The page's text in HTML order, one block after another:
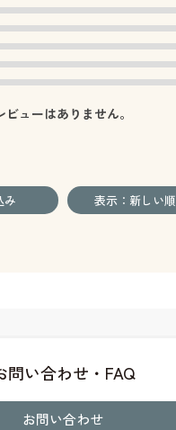
ビューはありません。
み 表示：新しい順
問い合わせ・FAQ
お問い合わせ